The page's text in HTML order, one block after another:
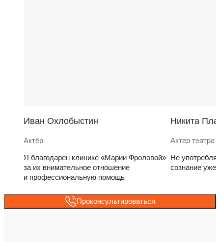
Иван Охлобыстин
Актёр
Я благодарен клинике «Марии Фроловой»
за их внимательное отношение
и профессиональную помощь
Никита
Актер театра
Не
сознание уже
Проконсультироваться